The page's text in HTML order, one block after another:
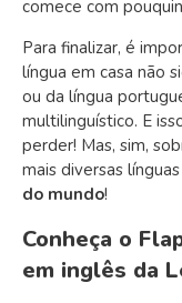
comece com
Para finalizar, é
língua em casa não
ou da língua
multilinguístico. E
perder! Mas, sim,
mais diversas
do mundo!
Conheça o
em inglês da